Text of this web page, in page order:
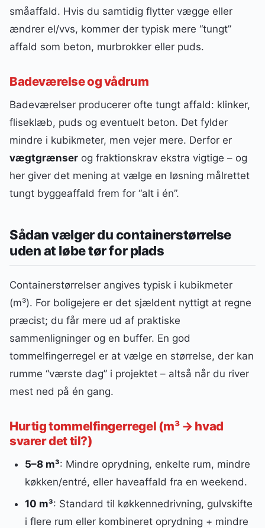
småaffald. Hvis du samtidig flytter vægge eller
ændrer el/vvs, kommer der typisk mere “tungt”
affald som beton, murbrokker eller puds.
Badeværelse og vådrum
Badeværelser producerer ofte tungt affald: klinker,
fliseklæb, puds og eventuelt beton. Det fylder
mindre i kubikmeter, men vejer mere. Derfor er
vægtgrænser og fraktionskrav ekstra vigtige – og
her giver det mening at vælge en løsning målrettet
tungt byggeaffald frem for “alt i én”.
Sådan vælger du containerstørrelse
uden at løbe tør for plads
Containerstørrelser angives typisk i kubikmeter
(m³). For boligejere er det sjældent nyttigt at regne
præcist; du får mere ud af praktiske
sammenligninger og en buffer. En god
tommelfingerregel er at vælge en størrelse, der kan
rumme “værste dag” i projektet – altså når du river
mest ned på én gang.
Hurtig tommelfingerregel (m³ → hvad
svarer det til?)
5–8 m³: Mindre oprydning, enkelte rum, mindre
køkken/entré, eller haveaffald fra en weekend.
10 m³: Standard til køkkennedrivning, gulvskifte
i flere rum eller kombineret oprydning + mindre